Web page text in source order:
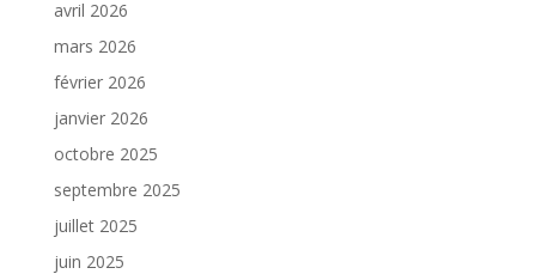
avril 2026
mars 2026
février 2026
janvier 2026
octobre 2025
septembre 2025
juillet 2025
juin 2025